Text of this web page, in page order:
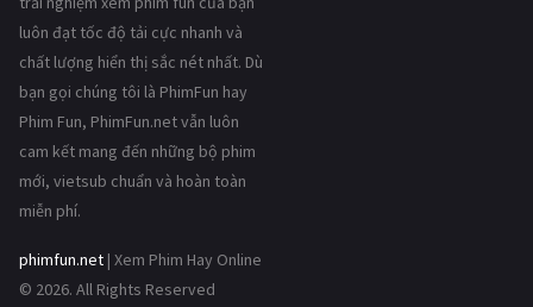
luôn đạt tốc độ tải cực nhanh và
chất lượng hiển thị sắc nét nhất. Dù
bạn gọi chúng tôi là PhimFun hay
Phim Fun, PhimFun.net vẫn luôn
cam kết mang đến những bộ phim
mới, vietsub chuẩn và hoàn toàn
miễn phí.
phimfun.net | Xem Phim Hay Online
© 2026. All Rights Reserved